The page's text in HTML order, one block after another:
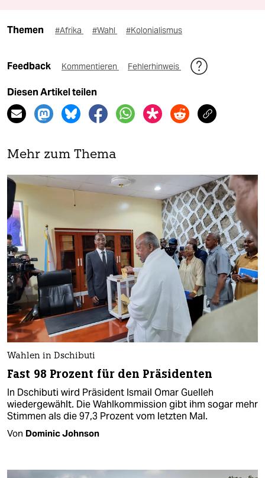
Themen #Afrika #Wahl #Kolonialismus
Feedback Kommentieren Fehlerhinweis
Diesen Artikel teilen
Mehr zum Thema
Wahlen in Dschibuti
Fast 98 Prozent für den Präsidenten
In Dschibuti wird Präsident Ismail Omar Guelleh
wiedergewählt. Die Wahlkommission gibt ihm sogar mehr
Stimmen als die 97,3 Prozent vom letzten Mal.
Von Dominic Johnson